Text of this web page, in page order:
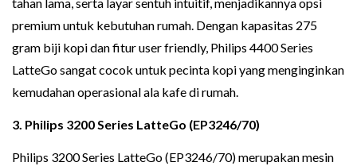
premium untuk kebutuhan rumah. Dengan kapasitas 275
gram biji kopi dan fitur user friendly, Philips 4400 Series
LatteGo sangat cocok untuk pecinta kopi yang menginginkan
kemudahan operasional ala kafe di rumah.
3. Philips 3200 Series LatteGo (EP3246/70)
Philips 3200 Series LatteGo (EP3246/70) merupakan mesin